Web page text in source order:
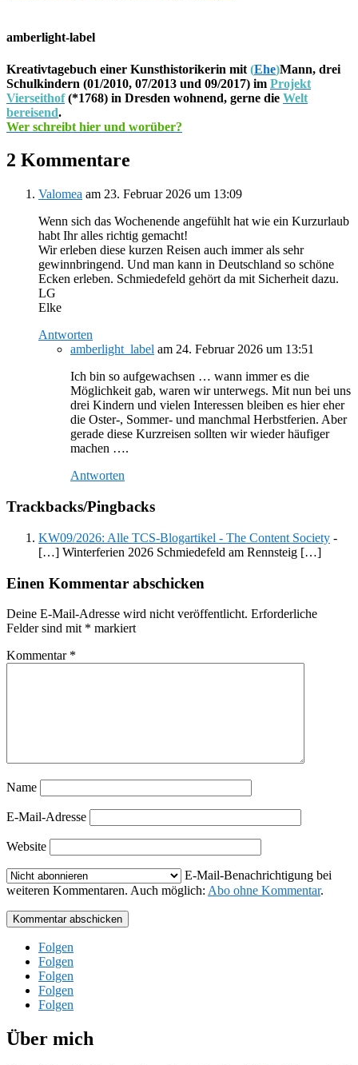
amberlight-label
Kreativtagebuch einer Kunsthistorikerin mit (Ehe)Mann, drei
Schulkindern (01/2010, 07/2013 und 09/2017) im Projekt
Vierseithof(*1768) in Dresden wohnend, gerne die Welt
bereisend.
Wer schreibt hier und worüber?
2 Kommentare
Valomea am 23. Februar 2026 um 13:09
Wenn sich das Wochenende angefühlt hat wie ein Kurzurlaub
habt Ihr alles richtig gemacht!
Wir erleben diese kurzen Reisen auch immer als sehr
gewinnbringend. Und man kann in Deutschland so schöne
Ecken erleben. Schmiedefeld gehört da mit Sicherheit dazu.
LG
Elke
Antworten
amberlight_label am 24. Februar 2026 um 13:51
Ich bin so aufgewachsen … wann immer es die
Möglichkeit gab, waren wir unterwegs. Mit nun bei uns
drei Kindern und vielen Interessen bleiben es hier eher
die Oster-, Sommer- und manchmal Herbstferien. Aber
gerade diese Kurzreisen sollten wir wieder häufiger
machen ….
Antworten
Trackbacks/Pingbacks
KW09/2026: Alle TCS-Blogartikel - The Content Society -
[…] Winterferien 2026 Schmiedefeld am Rennsteig […]
Einen Kommentar abschicken
Deine E-Mail-Adresse wird nicht veröffentlicht. Erforderliche
Felder sind mit * markiert
Kommentar *
Name
E-Mail-Adresse
Website
E-Mail-Benachrichtigung bei
weiteren Kommentaren. Auch möglich: Abo ohne Kommentar.
Kommentar abschicken
Folgen
Folgen
Folgen
Folgen
Folgen
Über mich